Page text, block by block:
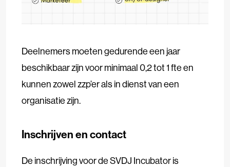
Deelnemers moeten gedurende een jaar
beschikbaar zijn voor minimaal 0,2 tot 1 fte en
kunnen zowel zzp’er als in dienst van een
organisatie zijn.
Inschrijven en contact
De inschrijving voor de SVDJ Incubator is